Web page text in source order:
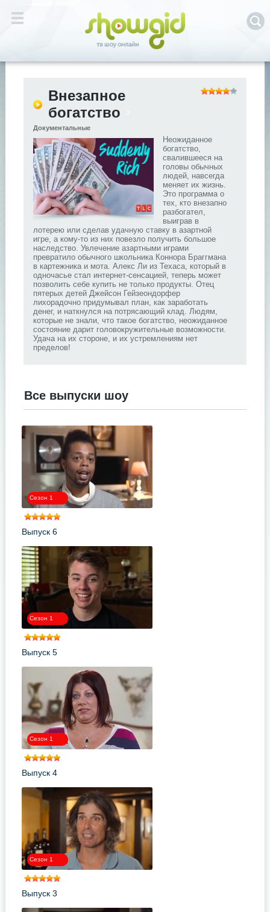
Внезапное
богатство
Документальные
Неожиданное
богатство,
свалившееся на
головы обычных
людей, навсегда
меняет их жизнь.
Это программа о
тех, кто внезапно
разбогател,
выиграв в
лотерею или сделав удачную ставку в азартной
игре, а кому-то из них повезло получить большое
наследство. Увлечение азартными играми
превратило обычного школьника Коннора Браггмана
в картежника и мота. Алекс Ли из Техаса, который в
одночасье стал интернет-сенсацией, теперь может
позволить себе купить не только продукты. Отец
пятерых детей Джейсон Гейзеондорфер
лихорадочно придумывал план, как заработать
денег, и наткнулся на потрясающий клад. Людям,
которые не знали, что такое богатство, неожиданное
состояние дарит головокружительные возможности.
Удача на их стороне, и их устремлениям нет
пределов!
Все выпуски шоу
.
Сезон 1
Выпуск 6
Сезон 1
Выпуск 5
Сезон 1
Выпуск 4
Сезон 1
Выпуск 3